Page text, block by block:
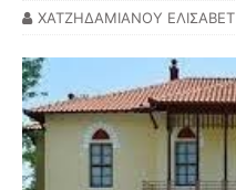
ΧΑΤΖΗΔΑΜΙΑΝΟΥ ΕΛΙΣΑΒΕΤ